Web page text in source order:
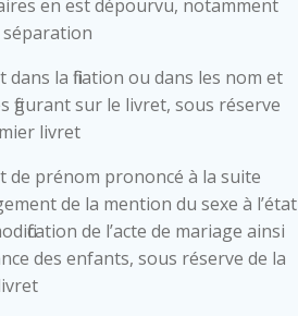
en est dépourvu, notamment
séparation
dans la filiation ou dans les nom et
figurant sur le livret, sous réserve
livret
de prénom prononcé à la suite
de la mention du sexe à l’état
de l’acte de mariage ainsi
des enfants, sous réserve de la